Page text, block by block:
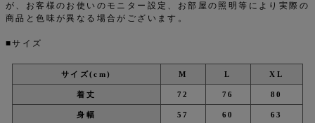
が、お客様のお使いのモニター設定、お部屋の照明等により実際の
商品と色味が異なる場合がございます。
■サイズ
サイズ(cm) M L XL
着丈 72 76 80
身幅 57 60 63